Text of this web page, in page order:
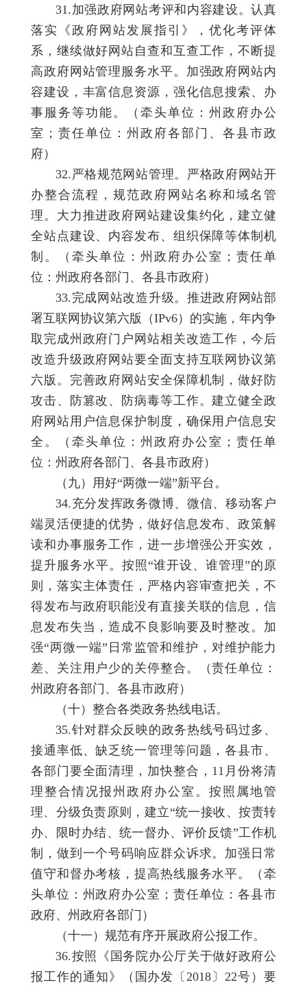
31.加强政府网站考评和内容建设。认真
落实《政府网站发展指引》，优化考评体
系，继续做好网站自查和互查工作，不断提
高政府网站管理服务水平。加强政府网站内
容建设，丰富信息资源，强化信息搜索、办
事服务等功能。（牵头单位：州政府办公
室；责任单位：州政府各部门、各县市政
府）
32.严格规范网站管理。严格政府网站开
办整合流程，规范政府网站名称和域名管
理。大力推进政府网站建设集约化，建立健
全站点建设、内容发布、组织保障等体制机
制。（牵头单位：州政府办公室；责任单
位：州政府各部门、各县市政府）
33.完成网站改造升级。推进政府网站部
署互联网协议第六版（IPv6）的实施，年内争
取完成州政府门户网站相关改造工作，今后
改造升级政府网站要全面支持互联网协议第
六版。完善政府网站安全保障机制，做好防
攻击、防篡改、防病毒等工作。建立健全政
府网站用户信息保护制度，确保用户信息安
全。（牵头单位：州政府办公室；责任单
位：州政府各部门、各县市政府）
（九）用好“两微一端”新平台。
34.充分发挥政务微博、微信、移动客户
端灵活便捷的优势，做好信息发布、政策解
读和办事服务工作，进一步增强公开实效，
提升服务水平。按照“谁开设、谁管理”的原
则，落实主体责任，严格内容审查把关，不
得发布与政府职能没有直接关联的信息，信
息发布失当，造成不良影响要及时整改。加
强“两微一端”日常监管和维护，对维护能力
差、关注用户少的关停整合。（责任单位：
州政府各部门、各县市政府）
（十）整合各类政务热线电话。
35.针对群众反映的政务热线号码过多、
接通率低、缺乏统一管理等问题，各县市、
各部门要全面清理，加快整合，11月份将清
理整合情况报州政府办公室。按照属地管
理、分级负责原则，建立“统一接收、按责转
办、限时办结、统一督办、评价反馈”工作机
制，做到一个号码响应群众诉求。加强日常
值守和督办考核，提高热线服务水平。（牵
头单位：州政府办公室；责任单位：各县市
政府、州政府各部门）
（十一）规范有序开展政府公报工作。
36.按照《国务院办公厅关于做好政府公
报工作的通知》（国办发〔2018〕22号）要